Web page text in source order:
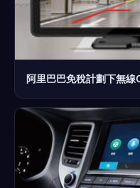
阿里巴巴免稅計劃下無